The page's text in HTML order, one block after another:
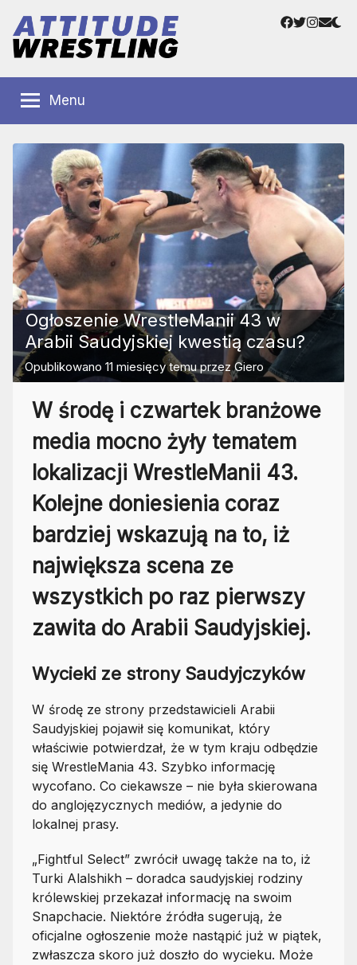
treści
Wrestling
Polska
Wrestlingu
Facebook
Twitter
Menu
Ogłoszenie WrestleManii 43 w
Arabii Saudyjskiej kwestią czasu?
Opublikowano 11 miesięcy temuprzezGiero
W środę i czwartek branżowe
media mocno żyły tematem
lokalizacji WrestleManii 43.
Kolejne doniesienia coraz
bardziej wskazują na to, iż
największa scena ze
wszystkich po raz pierwszy
zawita do Arabii Saudyjskiej.
Wycieki ze strony Saudyjczyków
W środę ze strony przedstawicieli Arabii
Saudyjskiej pojawił się komunikat, który
właściwie potwierdzał, że w tym kraju odbędzie
się WrestleMania 43. Szybko informację
wycofano. Co ciekawsze – nie była skierowana
do anglojęzycznych mediów, a jedynie do
lokalnej prasy.
„Fightful Select” zwrócił uwagę także na to, iż
Turki Alalshikh – doradca saudyjskiej rodziny
królewskiej przekazał informację na swoim
Snapchacie. Niektóre źródła sugerują, że
oficjalne ogłoszenie może nastąpić już w piątek,
zwłaszcza skoro już doszło do wycieku. Może